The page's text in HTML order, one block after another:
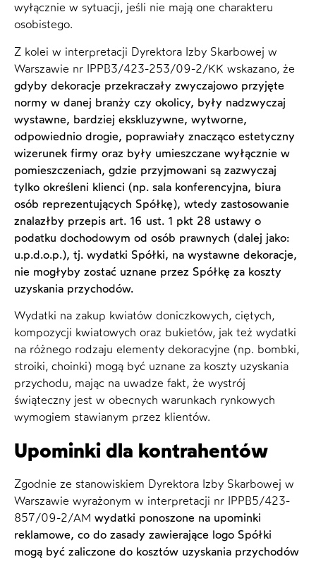
wyłącznie w sytuacji, jeśli nie mają one charakteru
osobistego.
Z kolei w interpretacji Dyrektora Izby Skarbowej w
Warszawie nr IPPB3/423-253/09-2/KK wskazano, że
gdyby dekoracje przekraczały zwyczajowo przyjęte
normy w danej branży czy okolicy, były nadzwyczaj
wystawne, bardziej ekskluzywne, wytworne,
odpowiednio drogie, poprawiały znacząco estetyczny
wizerunek firmy oraz były umieszczane wyłącznie w
pomieszczeniach, gdzie przyjmowani są zazwyczaj
tylko określeni klienci (np. sala konferencyjna, biura
osób reprezentujących Spółkę), wtedy zastosowanie
znalazłby przepis art. 16 ust. 1 pkt 28 ustawy o
podatku dochodowym od osób prawnych (dalej jako:
u.p.d.o.p.), tj. wydatki Spółki, na wystawne dekoracje,
nie mogłyby zostać uznane przez Spółkę za koszty
uzyskania przychodów.
Wydatki na zakup kwiatów doniczkowych, ciętych,
kompozycji kwiatowych oraz bukietów, jak też wydatki
na różnego rodzaju elementy dekoracyjne (np. bombki,
stroiki, choinki) mogą być uznane za koszty uzyskania
przychodu, mając na uwadze fakt, że wystrój
świąteczny jest w obecnych warunkach rynkowych
wymogiem stawianym przez klientów.
Upominki dla kontrahentów
Zgodnie ze stanowiskiem Dyrektora Izby Skarbowej w
Warszawie wyrażonym w interpretacji nr IPPB5/423-
857/09-2/AM wydatki ponoszone na upominki
reklamowe, co do zasady zawierające logo Spółki
mogą być zaliczone do kosztów uzyskania przychodów